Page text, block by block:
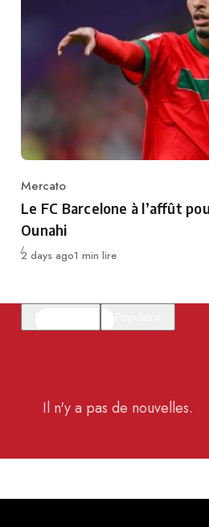
Category
Mercato
Le FC Barcelone à l’affût
Ounahi
Publié
2 days ago1 min lire
Il n'y a pas de nouvelles.